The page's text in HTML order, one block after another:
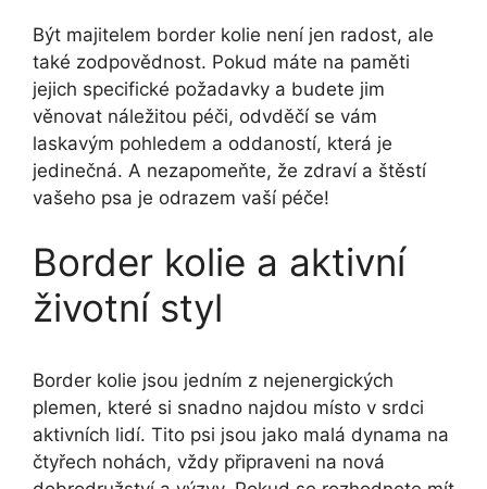
Být majitelem border kolie není jen radost, ale
také zodpovědnost. Pokud máte na paměti
jejich specifické požadavky a budete jim
věnovat náležitou péči, odvděčí se vám
laskavým pohledem a oddaností, která je
jedinečná. A nezapomeňte, že zdraví a štěstí
vašeho psa je odrazem vaší péče!
Border kolie a aktivní
životní styl
Border kolie jsou jedním z nejenergických
plemen, které si snadno najdou místo v srdci
aktivních lidí. Tito psi jsou jako malá dynama na
čtyřech nohách, vždy připraveni na nová